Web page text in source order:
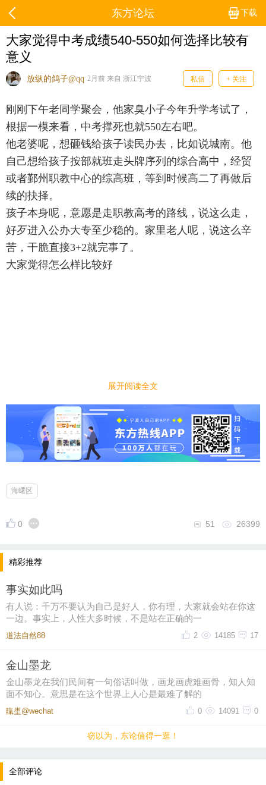
下载
东方论坛
大家觉得中考成绩540-550如何选择比较有
意义
放纵的鸽子@qq 2月前 来自 浙江宁波 私信 + 关注
刚刚下午老同学聚会，他家臭小子今年升学考试了，
根据一模来看，中考撑死也就550左右吧。
他老婆呢，想砸钱给孩子读民办去，比如说城南。他
自己想给孩子按部就班走头牌序列的综合高中，经贸
或者鄞州职教中心的综高班，等到时候高二了再做后
续的抉择。
孩子本身呢，意愿是走职教高考的路线，说这么走，
好歹进入公办大专至少稳的。家里老人呢，说这么辛
苦，干脆直接3+2就完事了。
大家觉得怎么样比较好
展开阅读全文
海曙区
0 26399
51
精彩推荐
事实如此吗
有人说：千万不要认为自己是好人，你有理，大家就会站在你这
一边。事实上，人性大多时候，不是站在正确的一
道法自然88 17
14185
2
金山墨龙
金山墨龙在我们民间有一句俗话叫做，画龙画虎难画骨，知人知
面不知心。意思是在这个世界上人心是最难了解的
靝埊@wechat 0
14091
0
窃以为，东论值得一逛！
全部评论